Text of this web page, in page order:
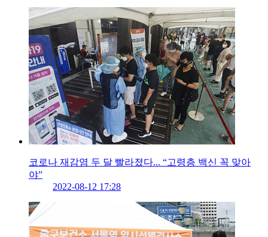
코로나 재감염 두 달 빨라졌다... “고령층 백신 꼭 맞아
야”
2022-08-12 17:28